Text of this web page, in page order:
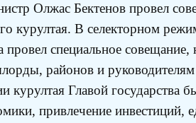
Олжас Бектенов провел
курултая. В селекторном
провел специальное
районов и руководителям
курултая Главой государства
привлечение